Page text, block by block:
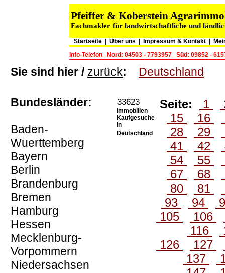
Pfeiffer & Koberstein
Fachmakler für landwirtschaftliche und
Startseite Über uns Impressum & Kontakt
Info-Telefon
Nord: 04503 - 7793957 Süd: 09852 -
Sie sind hier / zurück: Deutschland
Bundesländer:
Baden-
Wuerttemberg
Bayern
Berlin
Brandenburg
Bremen
Hamburg
Hessen
Mecklenburg-
Vorpommern
Niedersachsen
33623
Immobilien
Kaufgesuche
in
Deutschland
Seite: 1
15
16
28
29
41
42
54
55
67
68
80
81
93
94
105
106
116
126
127
137